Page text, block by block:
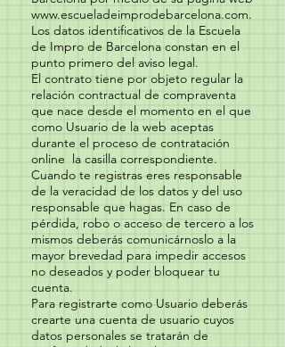
www.escueladeimprodebarcelona.com.
Los datos identificativos de la Escuela
de Impro de Barcelona constan en el
punto primero del aviso legal.
El contrato tiene por objeto regular la
relación contractual de compraventa
que nace desde el momento en el que
como Usuario de la web aceptas
durante el proceso de contratación
online la casilla correspondiente.
Cuando te registras eres responsable
de la veracidad de los datos y del uso
responsable que hagas. En caso de
pérdida, robo o acceso de tercero a los
mismos deberás comunicárnoslo a la
mayor brevedad para impedir accesos
no deseados y poder bloquear tu
cuenta.
Para registrarte como Usuario deberás
crearte una cuenta de usuario cuyos
datos personales se tratarán de